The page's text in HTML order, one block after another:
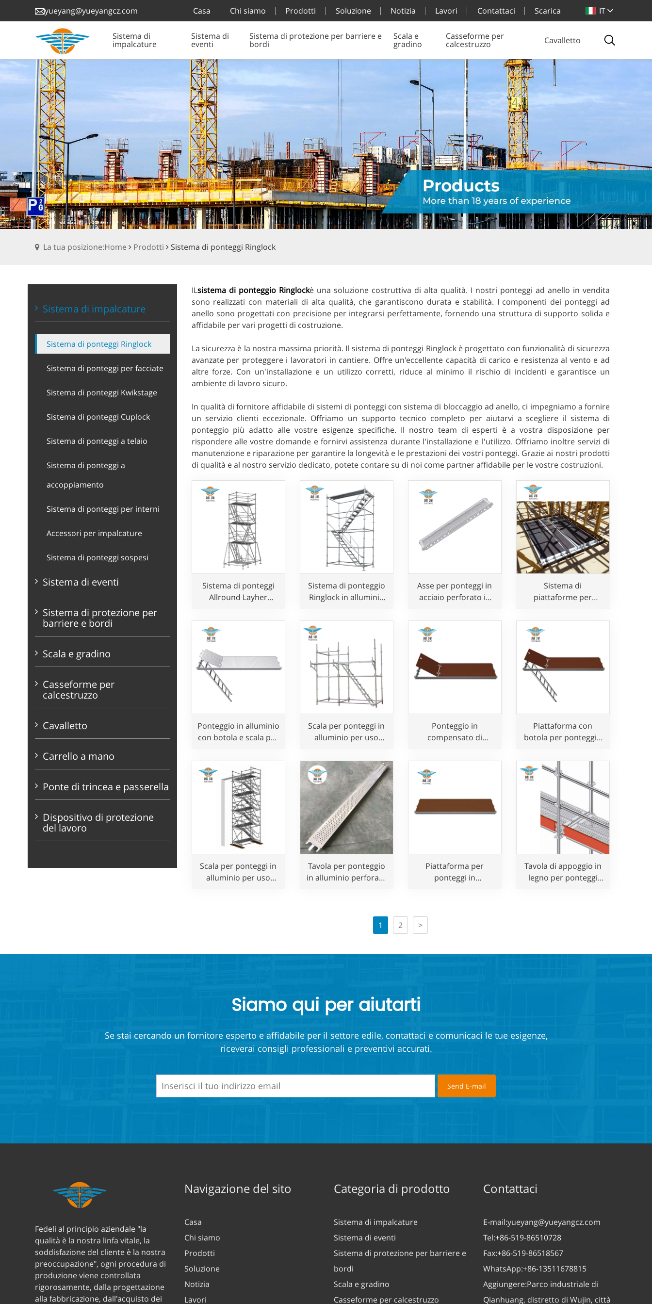
yueyang@yueyangcz.com Casa Chi siamo Prodotti Soluzione Notizia Lavori Contattaci Scarica IT
Sistema di
impalcature
Sistema di
eventi
Sistema di protezione per barriere e
bordi
Scala e
gradino
Casseforme per
calcestruzzo Cavalletto
La tua posizione:Home Prodotti Sistema di ponteggi Ringlock
Sistema di impalcature
Sistema di ponteggi Ringlock
Sistema di ponteggi per facciate
Sistema di ponteggi Kwikstage
Sistema di ponteggi Cuplock
Sistema di ponteggi a telaio
Sistema di ponteggi a
accoppiamento
Sistema di ponteggi per interni
Accessori per impalcature
Sistema di ponteggi sospesi
Sistema di eventi
Sistema di protezione per
barriere e bordi
Scala e gradino
Casseforme per
calcestruzzo
Cavalletto
Carrello a mano
Ponte di trincea e passerella
Dispositivo di protezione
del lavoro
ILsistema di ponteggio Ringlockè una soluzione costruttiva di alta qualità. I nostri ponteggi ad anello in vendita
sono realizzati con materiali di alta qualità, che garantiscono durata e stabilità. I componenti dei ponteggi ad
anello sono progettati con precisione per integrarsi perfettamente, fornendo una struttura di supporto solida e
affidabile per vari progetti di costruzione.
La sicurezza è la nostra massima priorità. Il sistema di ponteggi Ringlock è progettato con funzionalità di sicurezza
avanzate per proteggere i lavoratori in cantiere. Offre un'eccellente capacità di carico e resistenza al vento e ad
altre forze. Con un'installazione e un utilizzo corretti, riduce al minimo il rischio di incidenti e garantisce un
ambiente di lavoro sicuro.
In qualità di fornitore affidabile di sistemi di ponteggi con sistema di bloccaggio ad anello, ci impegniamo a fornire
un servizio clienti eccezionale. Offriamo un supporto tecnico completo per aiutarvi a scegliere il sistema di
ponteggio più adatto alle vostre esigenze specifiche. Il nostro team di esperti è a vostra disposizione per
rispondere alle vostre domande e fornirvi assistenza durante l'installazione e l'utilizzo. Offriamo inoltre servizi di
manutenzione e riparazione per garantire la longevità e le prestazioni dei vostri ponteggi. Grazie ai nostri prodotti
di qualità e al nostro servizio dedicato, potete contare su di noi come partner affidabile per le vostre costruzioni.
Sistema di ponteggi
Allround Layher
Sistema di ponteggio
Ringlock in alluminio
Asse per ponteggi in
acciaio perforato in
edile
Sistema di
piattaforme per
alluminio per uso
Ponteggio in alluminio
con botola e scala per
Scala per ponteggi in
alluminio per uso
Ponteggio in
compensato di
per uso edile
Piattaforma con
botola per ponteggio
alluminio con scala
per uso edile
Scala per ponteggi in
alluminio per uso
Tavola per ponteggio
in alluminio perforato
Piattaforma per
ponteggi in
Tavola di appoggio in
legno per ponteggi
1
2 >
Siamo qui per aiutarti
Se stai cercando un fornitore esperto e affidabile per il settore edile, contattaci e comunicaci le tue esigenze,
riceverai consigli professionali e preventivi accurati.
Fedeli al principio aziendale "la
qualità è la nostra linfa vitale, la
soddisfazione del cliente è la nostra
preoccupazione", ogni procedura di
produzione viene controllata
rigorosamente, dalla progettazione
alla fabbricazione, dall'acquisto dei
Navigazione del sito
Casa
Chi siamo
Prodotti
Soluzione
Notizia
Lavori
Categoria di prodotto
Sistema di impalcature
Sistema di eventi
Sistema di protezione per barriere e
bordi
Scala e gradino
Casseforme per calcestruzzo
Contattaci
E-mail:yueyang@yueyangcz.com
Tel:+86-519-86510728
Fax:+86-519-86518567
WhatsApp:+86-13511678815
Aggiungere:Parco industriale di
Qianhuang, distretto di Wujin, città